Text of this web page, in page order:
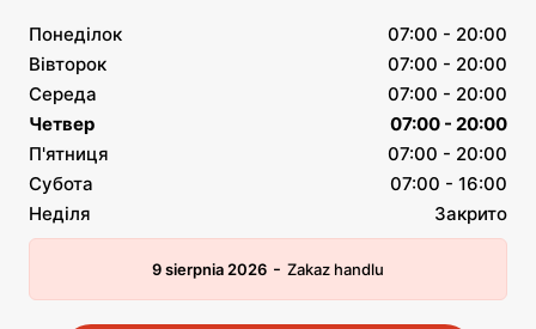
Понеділок
07:00 - 20:00
Вівторок
07:00 - 20:00
Середа
07:00 - 20:00
Четвер
07:00 - 20:00
П'ятниця
07:00 - 20:00
Субота
07:00 - 16:00
Неділя
Закрито
9 sierpnia 2026 - Zakaz handlu